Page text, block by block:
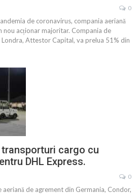
0
de coronavirus, compania aeriană
nou acționar majoritar. Compania de
Attestor Capital, va prelua 51% din
cargo cu
DHL Express.
0
de agrement din Germania, Condor,